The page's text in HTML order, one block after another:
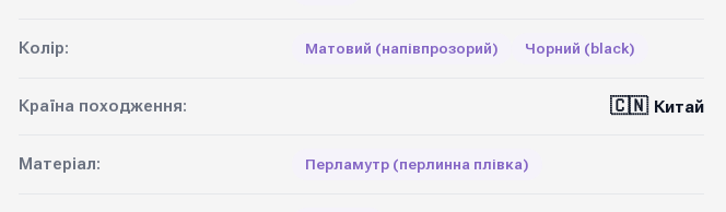
Колір: Матовий (напівпрозорий) Чорний (black)
Країна походження: 🇨🇳 Китай
Матеріал: Перламутр (перлинна плівка)